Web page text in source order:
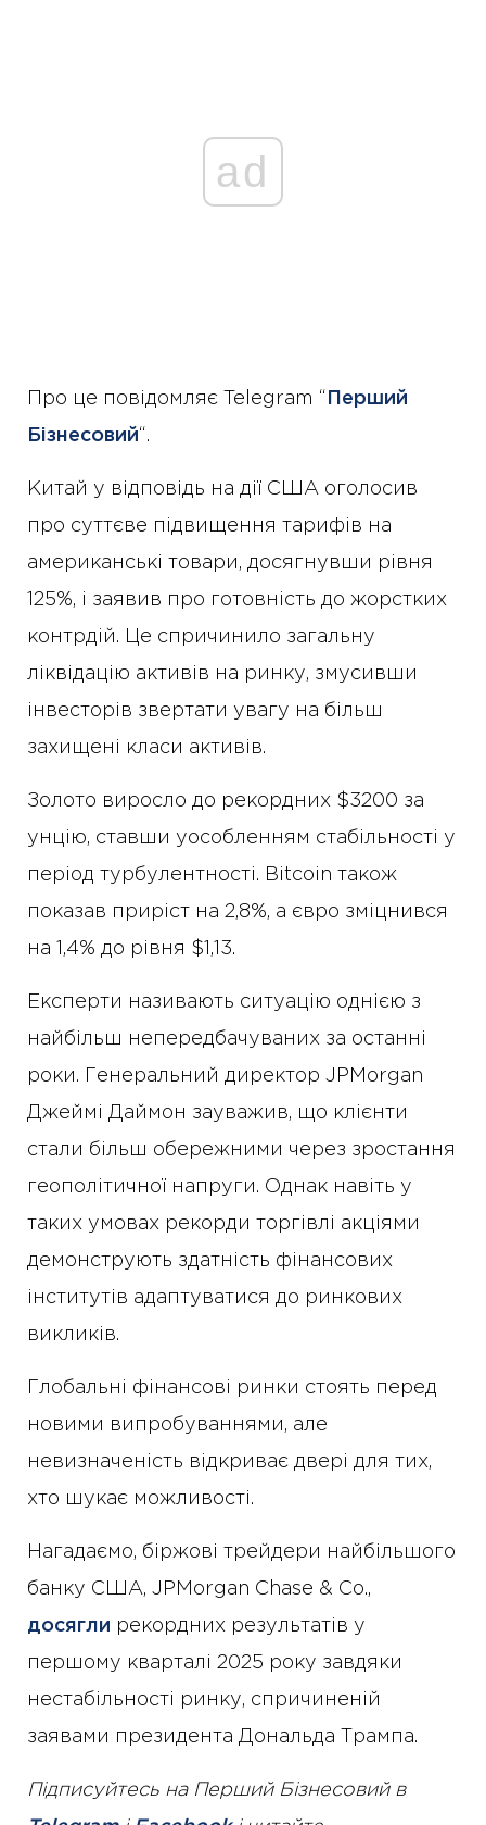
ad
Про це повідомляє Telegram “ Перший
Бізнесовий“.
Китай у відповідь на дії США оголосив
про суттєве підвищення тарифів на
американські товари, досягнувши рівня
125%, і заявив про готовність до жорстких
контрдій. Це спричинило загальну
ліквідацію активів на ринку, змусивши
інвесторів звертати увагу на більш
захищені класи активів.
Золото виросло до рекордних $3200 за
унцію, ставши уособленням стабільності у
період турбулентності. Bitcoin також
показав приріст на 2,8%, а євро зміцнився
на 1,4% до рівня $1,13.
Експерти називають ситуацію однією з
найбільш непередбачуваних за останні
роки. Генеральний директор JPMorgan
Джеймі Даймон зауважив, що клієнти
стали більш обережними через зростання
геополітичної напруги. Однак навіть у
таких умовах рекорди торгівлі акціями
демонструють здатність фінансових
інститутів адаптуватися до ринкових
викликів.
Глобальні фінансові ринки стоять перед
новими випробуваннями, але
невизначеність відкриває двері для тих,
хто шукає можливості.
Нагадаємо, біржові трейдери найбільшого
банку США, JPMorgan Chase & Co.,
досягли рекордних результатів у
першому кварталі 2025 року завдяки
нестабільності ринку, спричиненій
заявами президента Дональда Трампа.
Підписуйтесь на Перший Бізнесовий в